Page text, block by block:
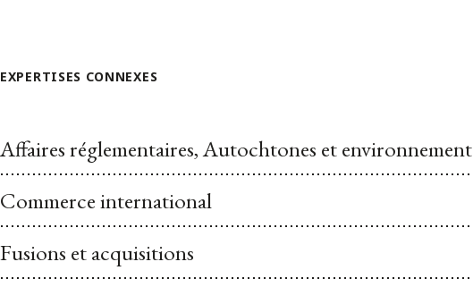
EXPERTISES CONNEXES
Affaires réglementaires, Autochtones et environnement
Commerce international
Fusions et acquisitions